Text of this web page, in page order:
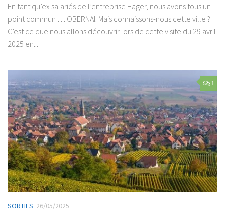
En tant qu’ex salariés de l’entreprise Hager, nous avons tous un
point commun … OBERNAI. Mais connaissons-nous cette ville ?
C’est ce que nous allons découvrir lors de cette visite du 29 avril
2025 en...
1
SORTIES 26/05/2025